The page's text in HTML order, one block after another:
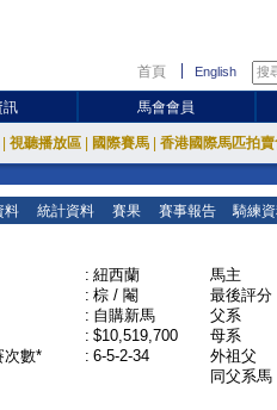
首頁 English
訊 馬會會員
視聽播放區 國際賽馬 香港國際馬匹拍賣
料 統計資料 賽果 賽事報告 騎練
: 紐西蘭
: 棕 / 閹
: 自購新馬
: $10,519,700
次數*
: 6-5-2-34
馬主
最後評分
父系
母系
外祖父
同父系馬